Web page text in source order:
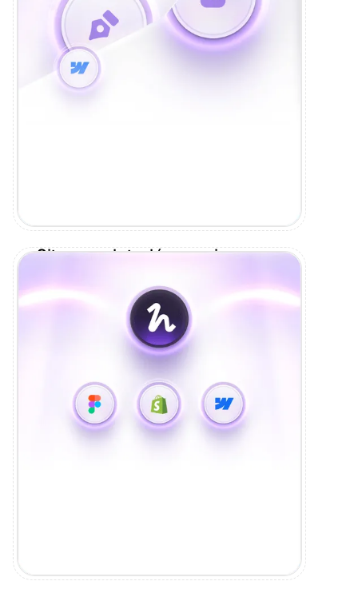
Site complet, clé en main
ou Shopify. Tu valides, on livre.